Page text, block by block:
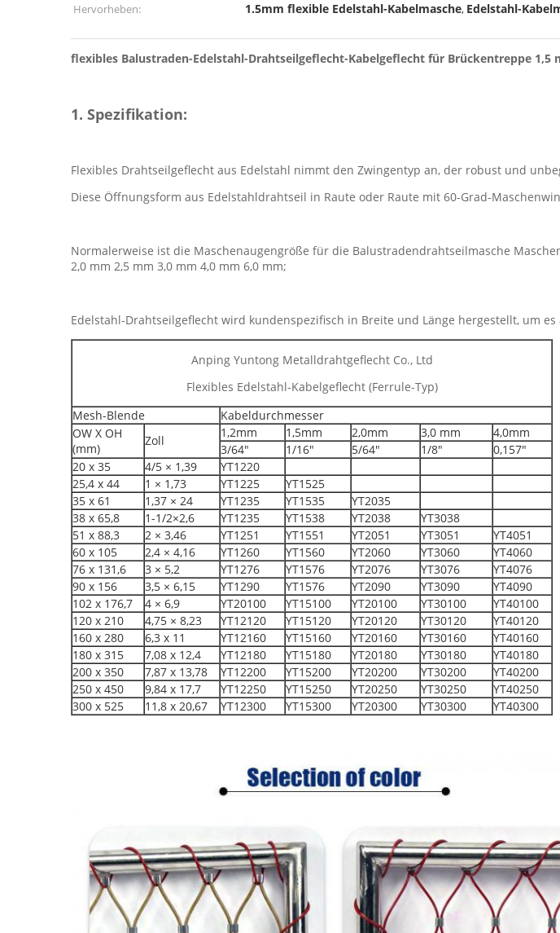
Hervorheben:
1.5mm flexible Edelstahl-Kabelmasche, Edelstahl-
flexibles Balustraden-Edelstahl-Drahtseilgeflecht-Kabelgeflecht für Brückentreppe 1,5
1. Spezifikation:
Flexibles Drahtseilgeflecht aus Edelstahl nimmt den Zwingentyp an, der robust und
Diese Öffnungsform aus Edelstahldrahtseil in Raute oder Raute mit 60-Grad-
Normalerweise ist die Maschenaugengröße für die Balustradendrahtseilmasche
2,0 mm 2,5 mm 3,0 mm 4,0 mm 6,0 mm;
Edelstahl-Drahtseilgeflecht wird kundenspezifisch in Breite und Länge hergestellt, um
Anping Yuntong Metalldrahtgeflecht Co., Ltd
Flexibles Edelstahl-Kabelgeflecht (Ferrule-Typ)
Mesh-Blende
Kabeldurchmesser
OW X OH
(mm)
Zoll
1,2mm 1,5mm 2,0mm 3,0 mm
4,0mm
3/64"
1/16" 5/64" 1/8"
0,157"
20 x 35
4/5 × 1,39
YT1220
25,4 x 44
1 × 1,73 YT1225
YT1525
35 x 61
1,37 × 24 YT1235 YT1535
YT2035
38 x 65,8
1-1/2×2,6 YT1235 YT1538 YT2038
YT3038
51 x 88,3
2 × 3,46 YT1251 YT1551 YT2051 YT3051
YT4051
60 x 105
2,4 × 4,16 YT1260 YT1560 YT2060 YT3060
YT4060
76 x 131,6
3 × 5,2 YT1276 YT1576 YT2076 YT3076
YT4076
90 x 156
3,5 × 6,15 YT1290 YT1576 YT2090 YT3090
YT4090
102 x 176,7
4 × 6,9 YT20100 YT15100 YT20100 YT30100
YT40100
120 x 210
4,75 × 8,23 YT12120 YT15120 YT20120 YT30120
YT40120
160 x 280
6,3 x 11 YT12160 YT15160 YT20160 YT30160
YT40160
180 x 315
7,08 x 12,4 YT12180 YT15180 YT20180 YT30180
YT40180
200 x 350
7,87 x 13,78 YT12200 YT15200 YT20200 YT30200
YT40200
250 x 450
9,84 x 17,7 YT12250 YT15250 YT20250 YT30250
YT40250
300 x 525
11,8 x 20,67 YT12300 YT15300 YT20300 YT30300 YT40300